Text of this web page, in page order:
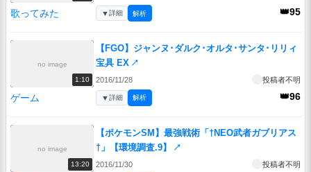
歌ってみた 👑95
▼詳細 解析
no image
1:10
【FGO】ジャンヌ･ダルク･オルタ･サンタ･リリィ
宝具 EX ↗
2016/11/28 投稿者不明
ゲーム 👑96
▼詳細 解析
no image
13:20
【ポケモンSM】最強戦術「†NEO武者ガブリアス
†」【環境調査.9】
↗
2016/11/30 投稿者不明